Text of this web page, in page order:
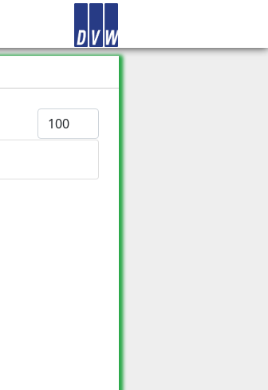
Anzeige #